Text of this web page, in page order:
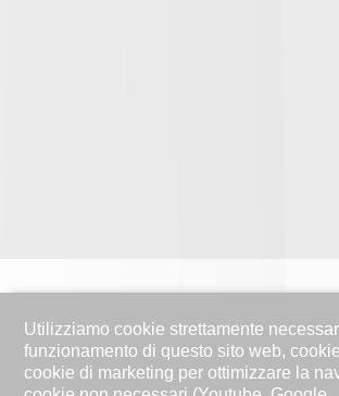
Utilizziamo cookie strettamente
funzionamento di questo sito web,
cookie di marketing per ottimizzare la